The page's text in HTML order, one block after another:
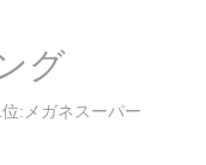
グ
:メガネスーパー